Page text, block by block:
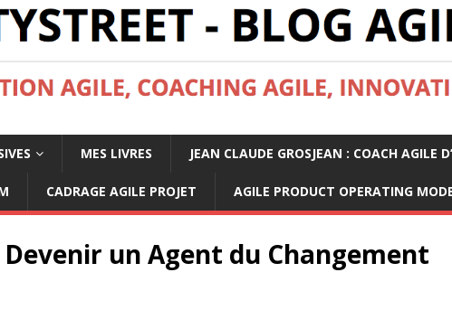
MES LIVRES JEAN CLAUDE GROSJEAN : COACH AGILE
CADRAGE AGILE PROJET AGILE PRODUCT OPERATING
un Agent du Changement